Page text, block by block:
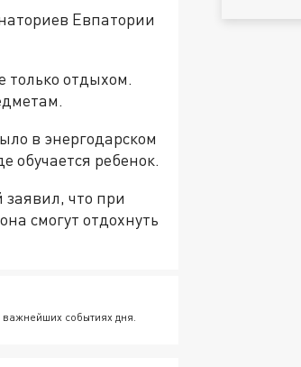
Евпатории
только отдыхом.
в энергодарском
обучается ребенок.
что при
смогут отдохнуть
важнейших событиях дня.